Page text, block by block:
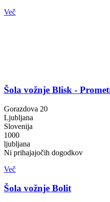
Več
Šola vožnje Blisk -
Gorazdova 20
Ljubljana
Slovenija
1000
ljubljana
Ni prihajajočih dogodkov
Več
Šola vožnje Bolit